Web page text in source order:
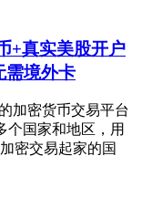
+真实美股开户
需境外卡
加密货币交易平台
个国家和地区，用
密交易起家的国